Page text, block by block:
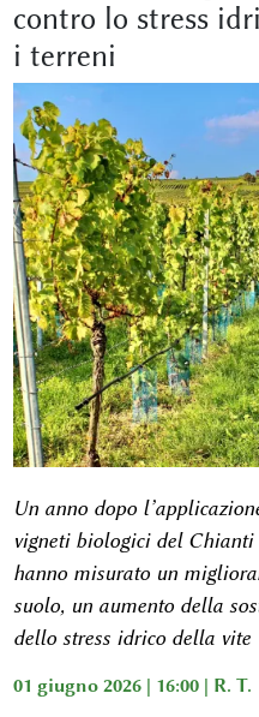
contro lo stress
i terreni
Un anno dopo
vigneti biologici del
hanno misurato un
suolo, un aumento della
dello stress idrico della vite
01 giugno 2026 | 16:00 | R. T.